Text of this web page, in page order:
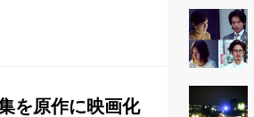
ともに客席からの大き
発表された第45回報知映
を原作に映画化